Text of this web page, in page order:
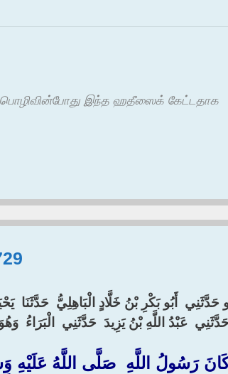
இந்த ஹதீஸைக் கேட்டதாக
حَدَّثَنِي ‏ ‏أَبُو بَكْرِ بْنُ خَلَّادٍ الْبَاهِلِيُّ ‏ ‏حَدَّثَنَا
‏عَبْدُ اللَّهِ بْنُ يَزِيدَ ‏ ‏حَدَّثَنِي ‏ ‏الْبَرَاءُ
رَسُولُ اللَّهِ ‏ ‏صَلَّى اللَّهُ عَلَيْهِ